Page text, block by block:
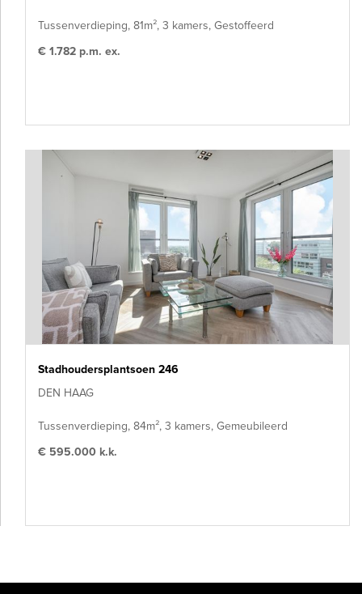
Tussenverdieping, 81m², 3 kamers, Gestoffeerd
€ 1.782 p.m. ex.
Stadhoudersplantsoen 246
DEN HAAG
Tussenverdieping, 84m², 3 kamers, Gemeubileerd
€ 595.000 k.k.